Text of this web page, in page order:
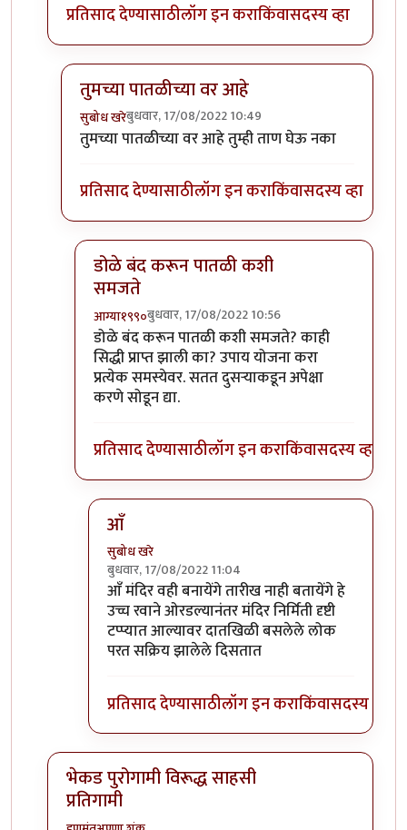
प्रतिसाद देण्यासाठीलॉग इन कराकिंवासदस्य व्हा
तुमच्या पातळीच्या वर आहे
सुबोध खरेबुधवार, 17/08/2022 10:49
In reply to" होईना काही, जीवाची लाही ".by
तुमच्या पातळीच्या वर आहे तुम्ही ताण घेऊ नका
प्रतिसाद देण्यासाठीलॉग इन कराकिंवासदस्य व्हा
डोळे बंद करून पातळी कशी
समजते
आग्या१९९०बुधवार, 17/08/2022 10:56
In reply toतुमच्या पातळीच्या वर आहेby
डोळे बंद करून पातळी कशी समजते? काही
सिद्धी प्राप्त झाली का? उपाय योजना करा
प्रत्येक समस्येवर. सतत दुसऱ्याकडून अपेक्षा
करणे सोडून द्या.
प्रतिसाद देण्यासाठीलॉग इन कराकिंवासदस्य व्हा
आँ
सुबोध खरे
बुधवार, 17/08/2022 11:04
In reply toडोळे बंद करून पातळी कशी समजते
आँ मंदिर वही बनायेंगे तारीख नाही बतायेंगे हे
उच्च रवाने ओरडल्यानंतर मंदिर निर्मिती दृष्टी
टप्प्यात आल्यावर दातखिळी बसलेले लोक
परत सक्रिय झालेले दिसतात
प्रतिसाद देण्यासाठीलॉग इन कराकिंवासदस्य व्हा
भेकड पुरोगामी विरूद्ध साहसी
प्रतिगामी